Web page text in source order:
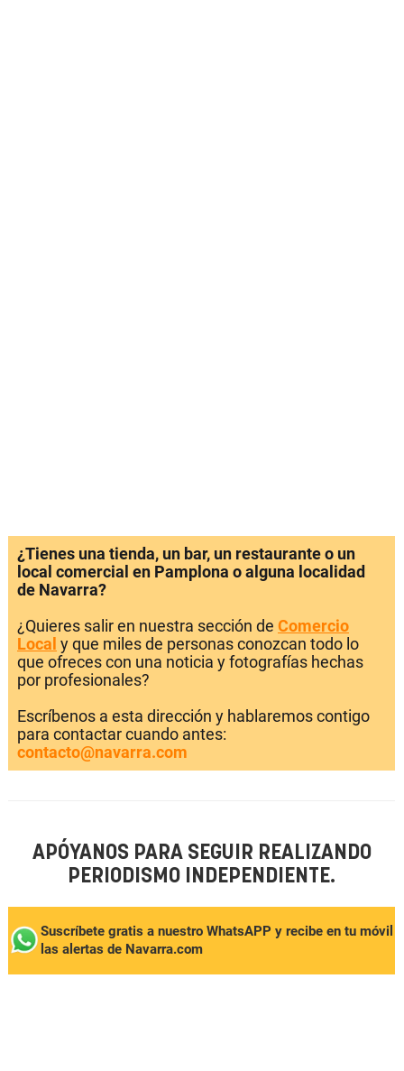
¿Tienes una tienda, un bar, un restaurante o un
local comercial en Pamplona o alguna localidad
de Navarra?
¿Quieres salir en nuestra sección de Comercio
Local y que miles de personas conozcan todo lo
que ofreces con una noticia y fotografías hechas
por profesionales?
Escríbenos a esta dirección y hablaremos contigo
para contactar cuando antes:
contacto@navarra.com
APÓYANOS PARA SEGUIR REALIZANDO
PERIODISMO INDEPENDIENTE.
Suscríbete gratis a nuestro WhatsAPP y recibe en tu móvil
las alertas de Navarra.com